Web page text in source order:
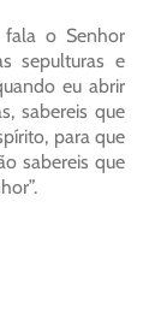
fala o Senhor
sepulturas e
eu abrir
sabereis que
para que
sabereis que